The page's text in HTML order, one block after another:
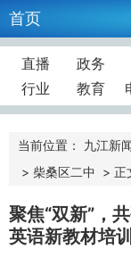
首页
直播 政务
行业
教育
当前位置： 九江新
> 柴桑区二中 > 正
聚焦“双新”，
英语新教材培